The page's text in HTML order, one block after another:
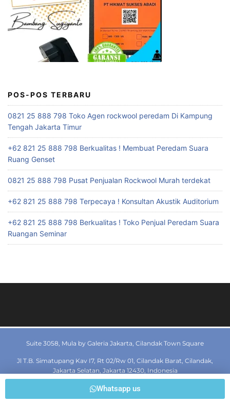
POS-POS TERBARU
0821 25 888 798 Toko Agen rockwool peredam Di Kampung
Tengah Jakarta Timur
+62 821 25 888 798 Berkualitas ! Membuat Peredam Suara
Ruang Genset
0821 25 888 798 Pusat Penjualan Rockwool Murah terdekat
+62 821 25 888 798 Terpecaya ! Konsultan Akustik Auditorium
+62 821 25 888 798 Berkualitas ! Toko Penjual Peredam Suara
Ruangan Seminar
Suite 3058, Mula by Galeria Jakarta, Cilandak Town Square
Jl T.B. Simatupang Kav I7, Rt 02/Rw 01, Cilandak Barat, Cilandak,
Jakarta Selatan, Jakarta 12430, Indonesia
Whatsapp us